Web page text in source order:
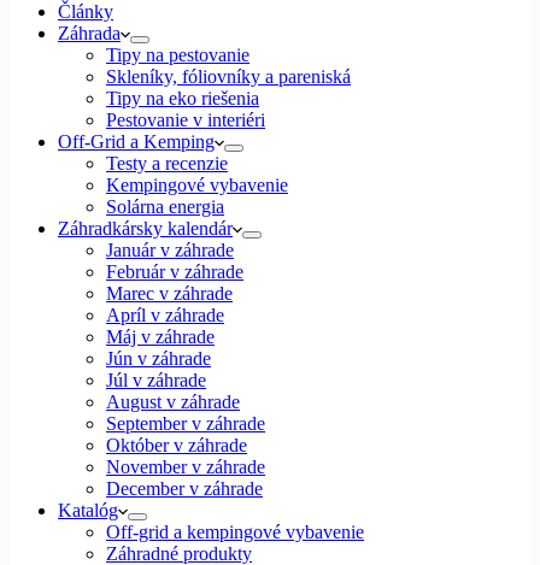
Články
Záhrada
Tipy na pestovanie
Skleníky, fóliovníky a pareniská
Tipy na eko riešenia
Pestovanie v interiéri
Off-Grid a Kemping
Testy a recenzie
Kempingové vybavenie
Solárna energia
Záhradkársky kalendár
Január v záhrade
Február v záhrade
Marec v záhrade
Apríl v záhrade
Máj v záhrade
Jún v záhrade
Júl v záhrade
August v záhrade
September v záhrade
Október v záhrade
November v záhrade
December v záhrade
Katalóg
Off-grid a kempingové vybavenie
Záhradné produkty